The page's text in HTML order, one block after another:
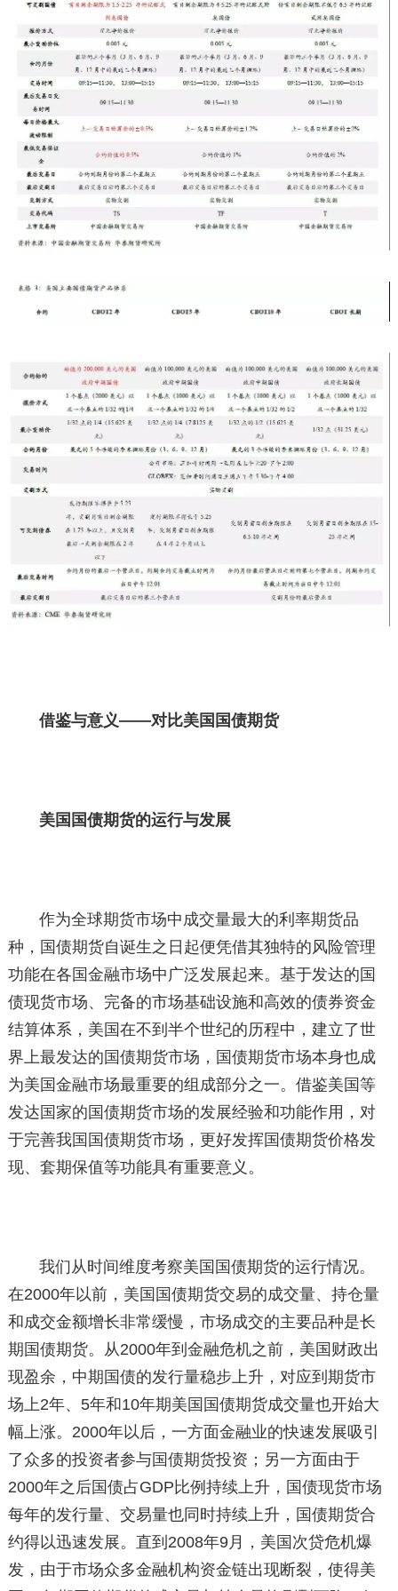
借鉴与意义——对比美国国债期货
美国国债期货的运行与发展
作为全球期货市场中成交量最大的利率期货品
种，国债期货自诞生之日起便凭借其独特的风险管理
功能在各国金融市场中广泛发展起来。基于发达的国
债现货市场、完备的市场基础设施和高效的债券资金
结算体系，美国在不到半个世纪的历程中，建立了世
界上最发达的国债期货市场，国债期货市场本身也成
为美国金融市场最重要的组成部分之一。借鉴美国等
发达国家的国债期货市场的发展经验和功能作用，对
于完善我国国债期货市场，更好发挥国债期货价格发
现、套期保值等功能具有重要意义。
我们从时间维度考察美国国债期货的运行情况。
在2000年以前，美国国债期货交易的成交量、持仓量
和成交金额增长非常缓慢，市场成交的主要品种是长
期国债期货。从2000年到金融危机之前，美国财政出
现盈余，中期国债的发行量稳步上升，对应到期货市
场上2年、5年和10年期美国国债期货成交量也开始大
幅上涨。2000年以后，一方面金融业的快速发展吸引
了众多的投资者参与国债期货投资；另一方面由于
2000年之后国债占GDP比例持续上升，国债现货市场
每年的发行量、交易量也同时持续上升，国债期货合
约得以迅速发展。直到2008年9月，美国次贷危机爆
发，由于市场众多金融机构资金链出现断裂，使得美